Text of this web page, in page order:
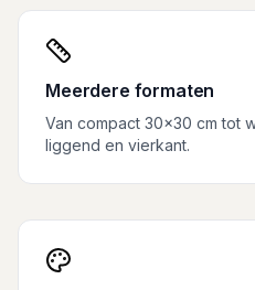
Meerdere formaten
Van compact 30×30 cm tot
liggend en vierkant.